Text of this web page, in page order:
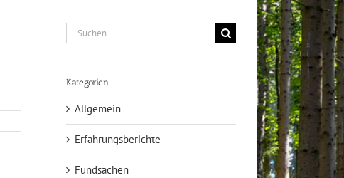
Suche
nach:
Kategorien
Allgemein
Erfahrungsberichte
Fundsachen